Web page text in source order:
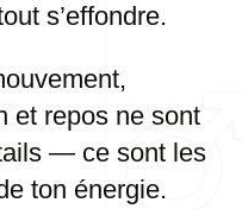
s’effondre.
et repos ne sont
— ce sont les
ton énergie.